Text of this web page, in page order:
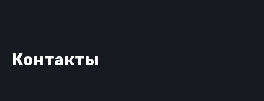
Контакты